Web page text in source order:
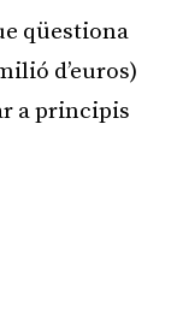
qüestiona
d’euros)
a principis